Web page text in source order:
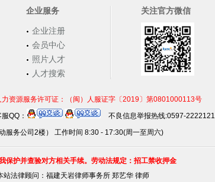
企业服务
企业注册
会员中心
照片人才
人才搜索
关注官方微信
资源服务许可证：（闽）人服证字〔2019〕第0801000113号
QQ：
不良信息举报热线:0597-2222121
服务公司2楼） 工作时间 8:30 - 17:30(周一至周六)
保护并查验对方相关手续。劳动法规定：招工禁收押金
法律顾问： 福建天岩律师事务所 郑艺华 律师